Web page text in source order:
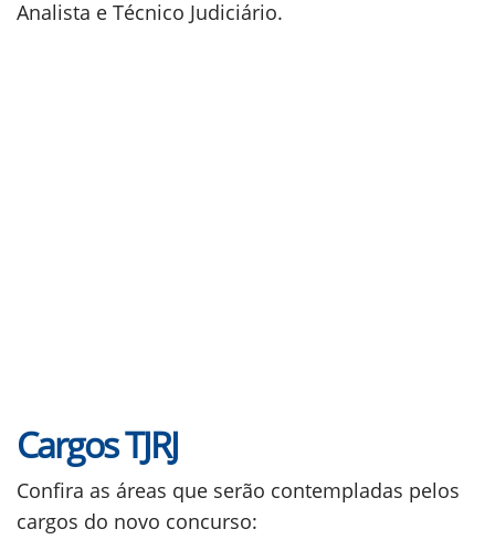
Analista e Técnico Judiciário.
Cargos TJRJ
Confira as áreas que serão contempladas pelos
cargos do novo concurso: